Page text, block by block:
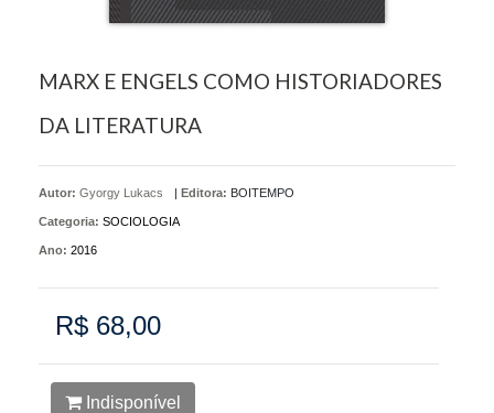
MARX E ENGELS COMO HISTORIADORES
DA LITERATURA
Autor: Gyorgy Lukacs | Editora: BOITEMPO
Categoria: SOCIOLOGIA
Ano: 2016
R$ 68,00
Indisponível